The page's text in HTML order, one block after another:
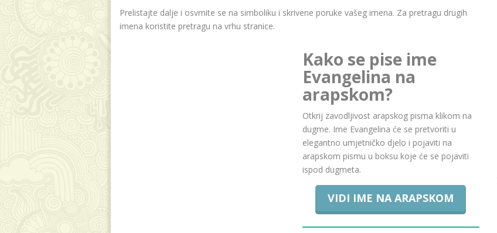
Prelistajte dalje i osvrnite se na simboliku i skrivene poruke vašeg imena. Za pretragu drugih
imena koristite pretragu na vrhu stranice.
Kako se pise ime
Evangelina na
arapskom?
Otkrij zavodljivost arapskog pisma klikom na
dugme. Ime Evangelina će se pretvoriti u
elegantno umjetničko djelo i pojaviti na
arapskom pismu u boksu koje će se pojaviti
ispod dugmeta.
VIDI IME NA ARAPSKOM